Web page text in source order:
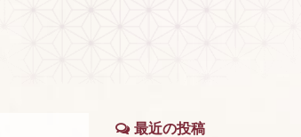
最近の投稿